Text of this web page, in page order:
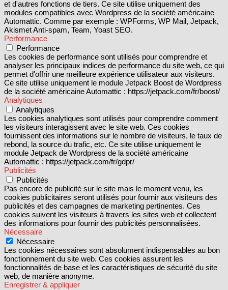
et d'autres fonctions de tiers. Ce site utilise uniquement des
modules compatibles avec Wordpress de la société américaine
Automattic. Comme par exemple : WPForms, WP Mail, Jetpack,
Akismet Anti-spam, Team, Yoast SEO.
Performance
Performance
Les cookies de performance sont utilisés pour comprendre et
analyser les principaux indices de performance du site web, ce qui
permet d'offrir une meilleure expérience utilisateur aux visiteurs.
Ce site utilise uniquement le module Jetpack Boost de Wordpress
de la société américaine Automattic : https://jetpack.com/fr/boost/
Analytiques
Analytiques
Les cookies analytiques sont utilisés pour comprendre comment
les visiteurs interagissent avec le site web. Ces cookies
fournissent des informations sur le nombre de visiteurs, le taux de
rebond, la source du trafic, etc. Ce site utilise uniquement le
module Jetpack de Wordpress de la société américaine
Automattic : https://jetpack.com/fr/gdpr/
Publicités
Publicités
Pas encore de publicité sur le site mais le moment venu, les
cookies publicitaires seront utilisés pour fournir aux visiteurs des
publicités et des campagnes de marketing pertinentes. Ces
cookies suivent les visiteurs à travers les sites web et collectent
des informations pour fournir des publicités personnalisées.
Nécessaire
Nécessaire
Les cookies nécessaires sont absolument indispensables au bon
fonctionnement du site web. Ces cookies assurent les
fonctionnalités de base et les caractéristiques de sécurité du site
web, de manière anonyme.
Enregistrer & appliquer